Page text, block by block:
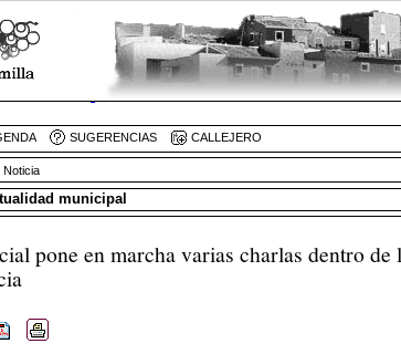
SUGERENCIAS CALLEJERO
Noticia
municipal
pone en marcha varias charlas dentro